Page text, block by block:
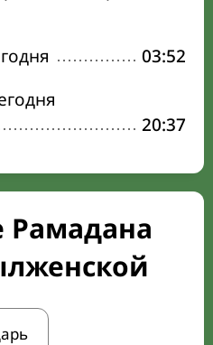
03:52
20:37
Рамадана